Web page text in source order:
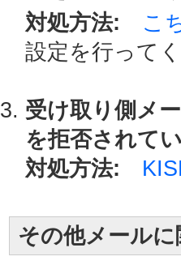
対処方法: こ
設定を行って
受け取り側メ
を拒否されて
対処方法:
その他メール